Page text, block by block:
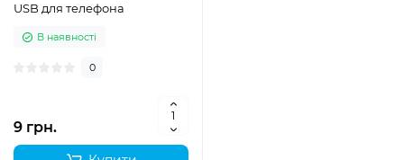
USB для телефона
В наявності
0
9 грн.